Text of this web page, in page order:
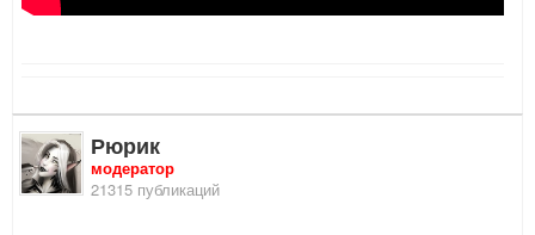
Рюрик
модератор
21315 публикаций